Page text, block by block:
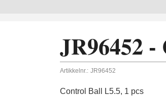
JR96452
Artikkelnr.: JR96452
Control Ball L5.5, 1 pcs